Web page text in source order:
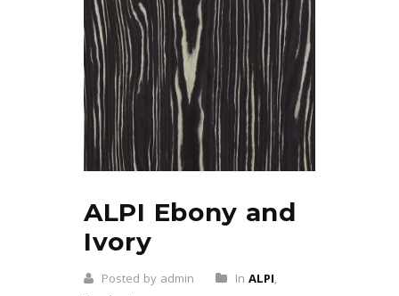
ALPI Ebony and
Ivory
Posted by admin In ALPI,